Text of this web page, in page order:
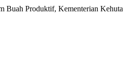
Buah Produktif, Kementerian